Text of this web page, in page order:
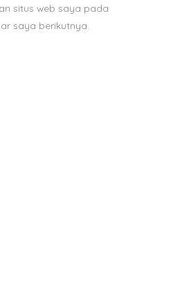
situs web saya pada
saya berikutnya.